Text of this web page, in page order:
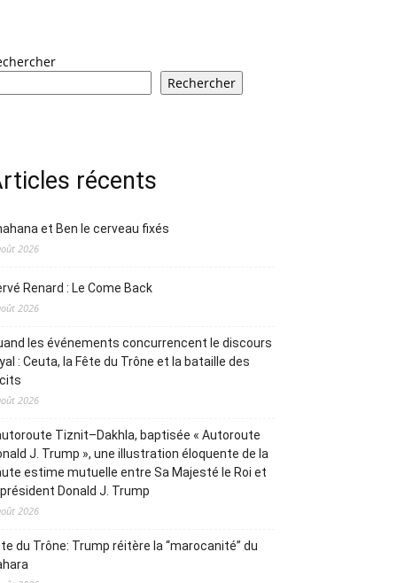
Rechercher
récents
et Ben le cerveau fixés
2026
Renard : Le Come Back
2026
les événements concurrencent le discours
: Ceuta, la Fête du Trône et la bataille des
2026
Tiznit–Dakhla, baptisée « Autoroute
J. Trump », une illustration éloquente de la
estime mutuelle entre Sa Majesté le Roi et
président Donald J. Trump
2026
du Trône: Trump réitère la “marocanité” du